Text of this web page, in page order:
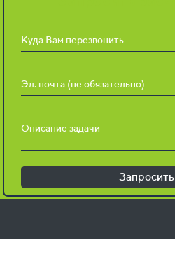
Куда Вам перезвонить
Эл. почта (не обязательно)
Описание задачи
Запросить